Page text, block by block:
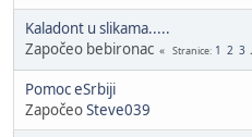
Kaladont u slikama.....
Započeo bebironac
Stranice 1 2 3
Pomoc eSrbiji
ZapočeoSteve039